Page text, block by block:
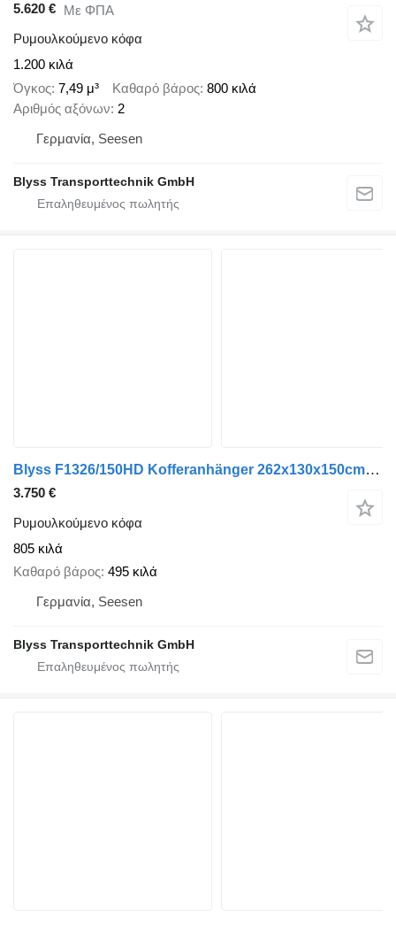
5.620 € Με ΦΠΑ
Ρυμουλκούμενο κόφα
1.200 κιλά
Όγκος 7,49 μ³ Καθαρό βάρος 800 κιλά
Αριθμός αξόνων 2
Γερμανία, Seesen
Blyss Transporttechnik GmbH
Blyss F1326/150HD Kofferanhänger 262x130x150cm 1300kg zGG
3.750 €
Ρυμουλκούμενο κόφα
805 κιλά
Καθαρό βάρος 495 κιλά
Γερμανία, Seesen
Blyss Transporttechnik GmbH